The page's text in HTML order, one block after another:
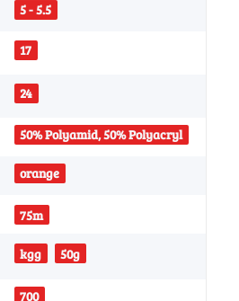
5 - 5.5
17
24
50% Polyamid, 50% Polyacryl
orange
75m
kgg 50g
700